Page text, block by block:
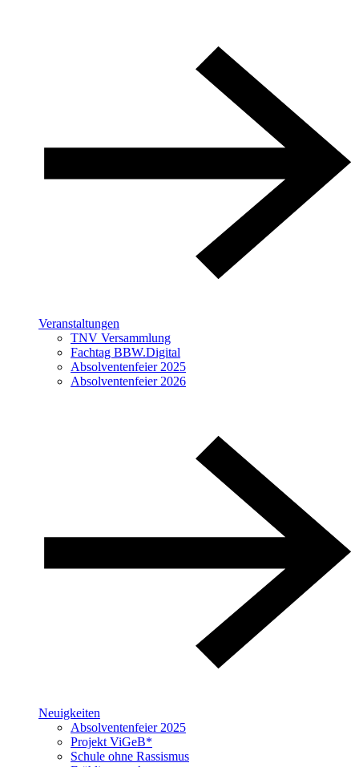
Veranstaltungen
TNV Versammlung
Fachtag BBW.Digital
Absolventenfeier 2025
Absolventenfeier 2026
Neuigkeiten
Absolventenfeier 2025
Projekt ViGeB*
Schule ohne Rassismus